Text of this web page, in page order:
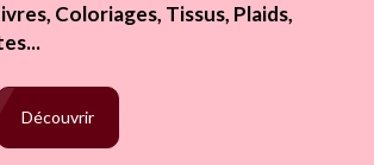
Coloriages, Tissus, Plaids,
Découvrir